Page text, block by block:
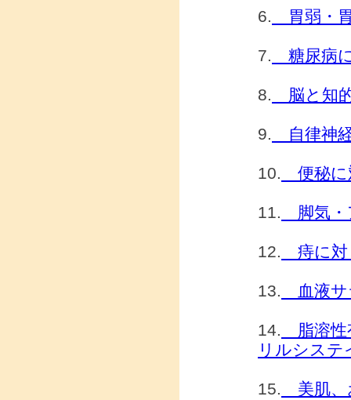
6. 胃弱・
7. 糖尿病
8. 脳と知
9. 自律神
10. 便秘に
11. 脚気・
12. 痔に対
13. 血液サ
14. 脂溶性
リルシステ
15. 美肌、